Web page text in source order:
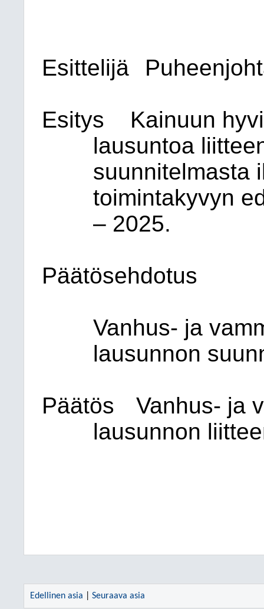
Esittelijä
Esitys
Kainuun
lausuntoa
suunnitelmasta
toimintakyvyn
– 2025.
Päätösehdotus
Vanhus- ja
lausunnon
Päätös
Vanhus- ja
lausunnon
Edellinen asia Seuraava asia